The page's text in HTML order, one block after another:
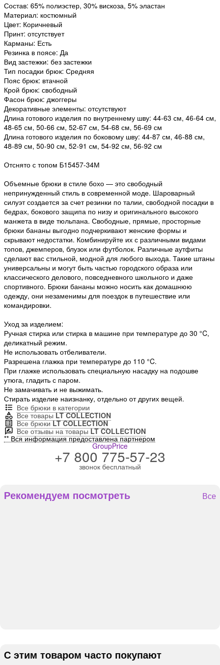
Состав: 65% полиэстер, 30% вискоза, 5% эластан
Материал: костюмный
Цвет: Коричневый
Принт: отсутствует
Карманы: Есть
Резинка в поясе: Да
Вид застежки: без застежки
Тип посадки брюк: Средняя
Пояс брюк: втачной
Крой брюк: свободный
Фасон брюк: джоггеры
Декоративные элементы: отсутствуют
Длина готового изделия по внутреннему шву: 44-63 см, 46-64 см,
48-65 см, 50-66 см, 52-67 см, 54-68 см, 56-69 см
Длина готового изделия по боковому шву: 44-87 см, 46-88 см,
48-89 см, 50-90 см, 52-91 см, 54-92 см, 56-92 см
Отснято с топом Б15457-34М
Объемные брюки в стиле бохо — это свободный
непринужденный стиль в современной моде. Шароварный
силуэт создается за счет резинки по талии, свободной посадки в
бедрах, бокового защипа по низу и оригинального высокого
манжета в виде тюльпана. Свободные, прямые, просторные
брюки бананы выгодно подчеркивают женские формы и
скрывают недостатки. Комбинируйте их с различными видами
топов, джемперов, блузок или футболок. Различные аутфиты
сделают вас стильной, модной для любого выхода. Такие штаны
универсальны и могут быть частью городского образа или
классического делового, повседневного школьного и даже
спортивного. Брюки бананы можно носить как домашнюю
одежду, они незаменимы для поездок в путешествие или
командировки.
Уход за изделием:
Ручная стирка или стирка в машине при температуре до 30 °C,
деликатный режим.
Не использовать отбеливатели.
Разрешена глажка при температуре до 110 °C.
При глажке использовать специальную насадку на подошве
утюга, гладить с паром.
Не замачивать и не выжимать.
Стирать изделие наизнанку, отдельно от других вещей.
Все брюки в категории
Все товарыLT COLLECTION
Все брюкиLT COLLECTION
Все отзывы на товарыLT COLLECTION
** Вся информация предоставлена партнером
GroupPrice
+7 800 775-57-23
звонок бесплатный
Рекомендуем посмотреть Все
С этим товаром часто покупают